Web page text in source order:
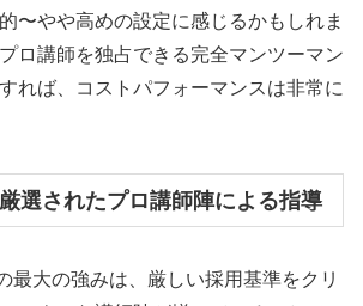
〜やや高めの設定に感じるかもしれま
ロ講師を独占できる完全マンツーマン
れば、コストパフォーマンスは非常に
選されたプロ講師陣による指導
最大の強みは、厳しい採用基準をクリ